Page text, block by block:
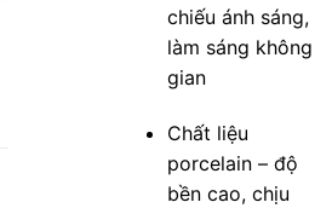
chiếu ánh sáng,
làm sáng không
gian
Chất liệu
porcelain – độ
bền cao, chịu